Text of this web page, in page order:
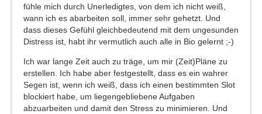
fühle mich durch Unerledigtes, von dem ich nicht weiß,
wann ich es abarbeiten soll, immer sehr gehetzt. Und
dass dieses Gefühl gleichbedeutend mit dem ungesunden
Distress ist, habt ihr vermutlich auch alle in Bio gelernt ;-)
Ich war lange Zeit auch zu träge, um mir (Zeit)Pläne zu
erstellen. Ich habe aber festgestellt, dass es ein wahrer
Segen ist, wenn ich weiß, dass ich einen bestimmten Slot
blockiert habe, um liegengebliebene Aufgaben
abzuarbeiten und damit den Stress zu minimieren. Und